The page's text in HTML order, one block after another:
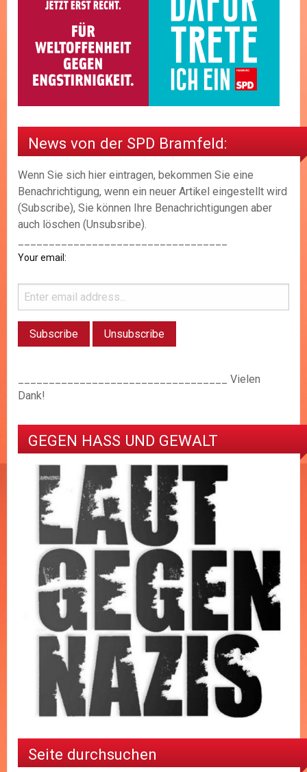
News von der SPD Bramfeld:
Wenn Sie sich hier eintragen, bekommen Sie eine
Benachrichtigung, wenn ein neuer Artikel eingestellt wird
(Subscribe), Sie können Ihre Benachrichtigungen aber
auch löschen (Unsubsribe).
Your email:
__________________________________ Vielen
Dank!
GEGEN HASS UND GEWALT
Seite durchsuchen